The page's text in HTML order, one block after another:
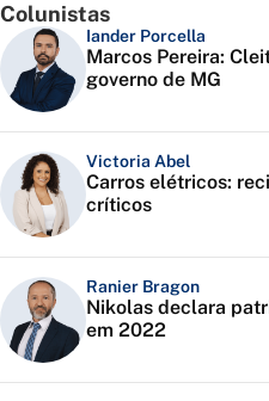
Colunistas
Iander Porcella
Marcos Pereira:
governo de MG
Victoria Abel
Carros elétricos:
críticos
Ranier Bragon
Nikolas declara
em 2022